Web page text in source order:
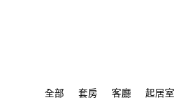
全部 套房 客廳 起居室